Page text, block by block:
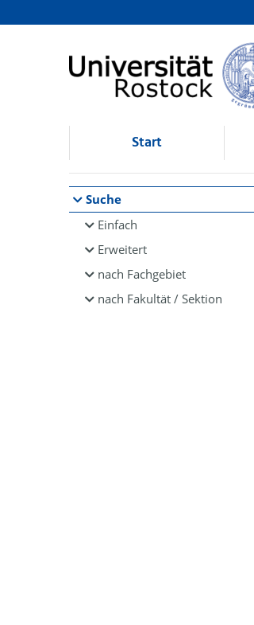
Browsen
direkt zum Inhalt
Start
Suche
Einfach
Erweitert
nach Fachgebiet
nach Fakultät / Sektion